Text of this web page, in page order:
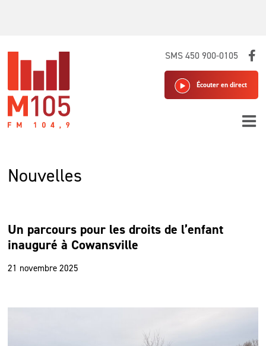
SMS 450 900-0105
Écouter en direct
Nouvelles
Un parcours pour les droits de l’enfant
inauguré à Cowansville
21 novembre 2025